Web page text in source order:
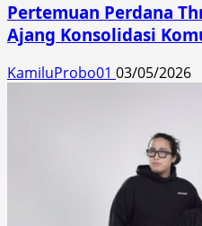
Pertemuan Perdana
Ajang Konsolidasi
KamiluProbo01 03/05/2026